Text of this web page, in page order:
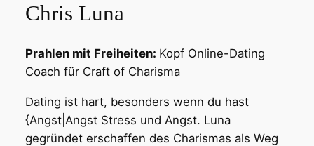
Chris Luna
Prahlen mit Freiheiten: Kopf Online-Dating
Coach für Craft of Charisma
Dating ist hart, besonders wenn du hast
{Angst|Angst Stress und Angst. Luna
gegründet erschaffen des Charismas als Weg